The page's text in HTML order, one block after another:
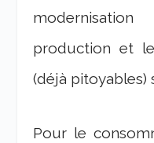
production et
(déjà pitoyables)
Pour le